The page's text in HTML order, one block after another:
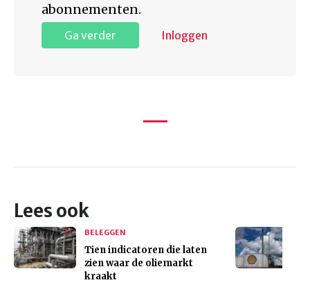
abonnementen.
Ga verder Inloggen
Lees ook
BELEGGEN
Tien indicatoren die laten
zien waar de oliemarkt
kraakt